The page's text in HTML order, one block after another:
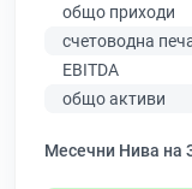
общо приходи
счетоводна
EBITDA
общо активи
Месечни Нива на